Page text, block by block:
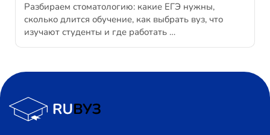
Разбираем стоматологию: какие ЕГЭ нужны,
сколько длится обучение, как выбрать вуз, что
изучают студенты и где работать …